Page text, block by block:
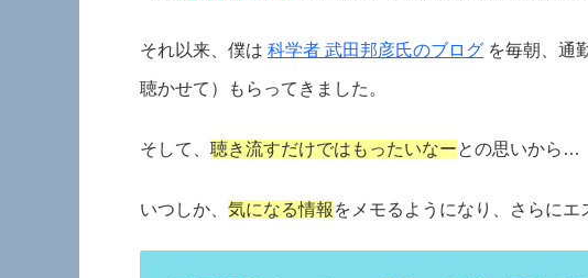
それ以来、僕は 科学者 武田邦彦氏のブログ を毎朝、通
聴かせて）もらってきました。
そして、 聴き流すだけではもったいなーとの思いから…
いつしか、 気になる情報 をメモるようになり、さらに